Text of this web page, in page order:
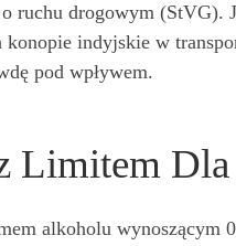
ruchu drogowym (StVG).
indyjskie w
pod wpływem.
Limitem
alkoholu wynoszącym